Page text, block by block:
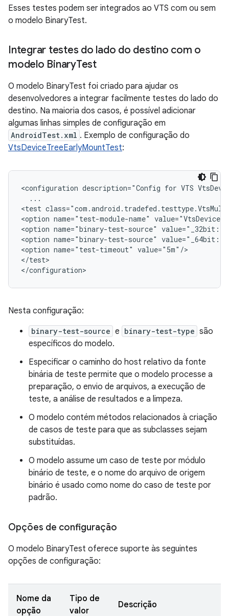
Esses testes podem ser integrados ao VTS com ou sem
o modelo BinaryTest.
Integrar testes do lado do destino com o
modelo BinaryTest
O modelo BinaryTest foi criado para ajudar os
desenvolvedores a integrar facilmente testes do lado do
destino. Na maioria dos casos, é possível adicionar
algumas linhas simples de configuração em
AndroidTest.xml . Exemplo de configuração do
VtsDeviceTreeEarlyMountTest:
<configuration description="Config for VTS
  ...
<test
<option name="test-module-name"
<option name="binary-test-source"
<option name="binary-test-source"
<option name="test-timeout" value="5m"/>
</test>
Nesta configuração:
binary-test-source e binary-test-type são
específicos do modelo.
Especificar o caminho do host relativo da fonte
binária de teste permite que o modelo processe a
preparação, o envio de arquivos, a execução de
teste, a análise de resultados e a limpeza.
O modelo contém métodos relacionados à criação
de casos de teste para que as subclasses sejam
substituídas.
O modelo assume um caso de teste por módulo
binário de teste, e o nome do arquivo de origem
binário é usado como nome do caso de teste por
padrão.
Opções de configuração
O modelo BinaryTest oferece suporte às seguintes
opções de configuração:
Nome da
opção
Tipo de
valor
Descrição